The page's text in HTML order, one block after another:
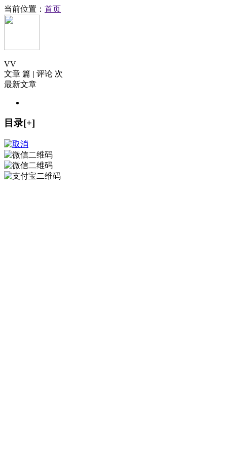
当前位置： 首页
VV
文章 篇 | 评论 次
最新文章
目录[+]